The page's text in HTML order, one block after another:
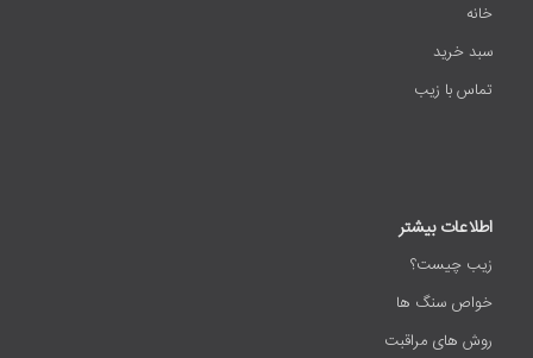
خانه
سبد خرید
تماس با زیب
اطلاعات بیشتر
زیب چیست؟
خواص سنگ ها
روش های مراقبت